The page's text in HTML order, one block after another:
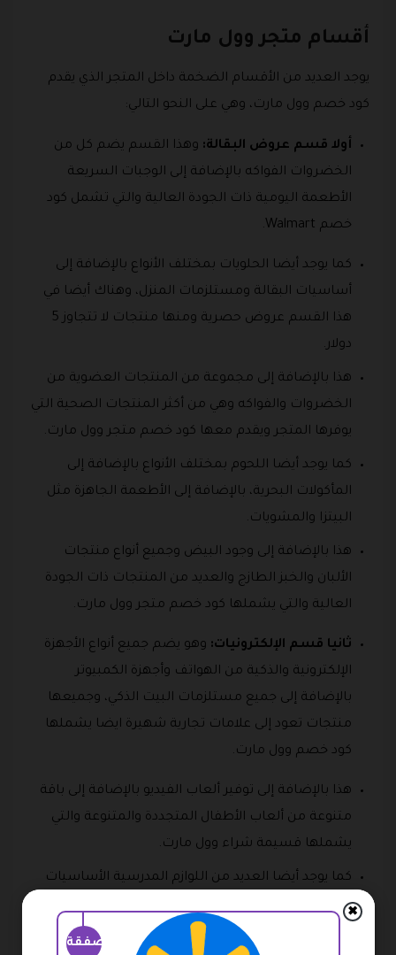
أقسام متجر وول مارت
يوجد العديد من الأقسام الضخمة داخل المتجر الذي يقدم
كود خصم وول مارت، وهي على النحو التالي:
أولا قسم عروض البقالة: وهذا القسم يضم كل من
الخضروات الفواكه بالإضافة إلى الوجبات السريعة
الأطعمة اليومية ذات الجودة العالية والتي تشمل كود
خصم Walmart.
كما يوجد أيضا الحلويات بمختلف الأنواع بالإضافة إلى
أساسيات البقالة ومستلزمات المنزل، وهناك أيضا في
هذا القسم عروض حصرية ومنها منتجات لا تتجاوز 5
دولار.
هذا بالإضافة إلى مجموعة من المنتجات العضوية من
الخضروات والفواكه وهي من أكثر المنتجات الصحية التي
يوفرها المتجر ويقدم معها كود خصم متجر وول مارت.
كما يوجد أيضا اللحوم بمختلف الأنواع بالإضافة إلى
المأكولات البحرية، بالإضافة إلى الأطعمة الجاهزة مثل
البيتزا والمشويات.
هذا بالإضافة إلى وجود البيض وجميع أنواع منتجات
الألبان والخبز الطازج والعديد من المنتجات ذات الجودة
العالية والتي يشملها كود خصم متجر وول مارت.
ثانيا قسم الإلكترونيات: وهو يضم جميع أنواع الأجهزة
الإلكترونية والذكية من الهواتف وأجهزة الكمبيوتر
بالإضافة إلى جميع مستلزمات البيت الذكي، وجميعها
منتجات تعود إلى علامات تجارية شهيرة ايضا يشملها
كود خصم وول مارت.
هذا بالإضافة إلى توفير ألعاب الفيديو بالإضافة إلى باقة
متنوعة من ألعاب الأطفال المتجددة والمتنوعة والتي
يشملها قسيمة شراء وول مارت.
كما يوجد أيضا العديد من اللوازم المدرسية الأساسيات
المنزلية وجميعها ينطبق عليها كود خصم موقع وول
صفقة
✖